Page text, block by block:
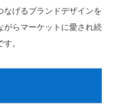
なげるブランドデザインを
がらマーケットに愛され続
。